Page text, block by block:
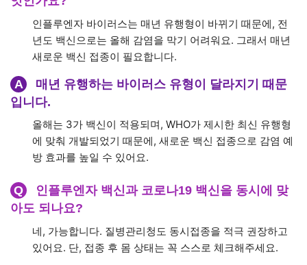
인플루엔자 바이러스는 매년 유행형이 바뀌기 때문에, 전
년도 백신으로는 올해 감염을 막기 어려워요. 그래서 매년
새로운 백신 접종이 필요합니다.
A
매년 유행하는 바이러스 유형이 달라지기 때문
입니다.
올해는 3가 백신이 적용되며, WHO가 제시한 최신 유행형
에 맞춰 개발되었기 때문에, 새로운 백신 접종으로 감염 예
방 효과를 높일 수 있어요.
Q
인플루엔자 백신과 코로나19 백신을 동시에 맞
아도 되나요?
네, 가능합니다. 질병관리청도 동시접종을 적극 권장하고
있어요. 단, 접종 후 몸 상태는 꼭 스스로 체크해주세요.